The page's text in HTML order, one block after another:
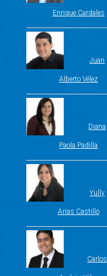
Enrique Cardales
Juan
Alberto Vélez
Diana
Paola Padilla
Yully
Arias Castillo
Carlos